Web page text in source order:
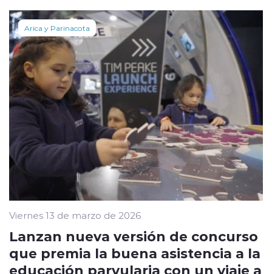
Arica y Parinacota
Viernes 13 de marzo de 2026
Lanzan nueva versión de concurso
que premia la buena asistencia a la
educación parvularia con un viaje a